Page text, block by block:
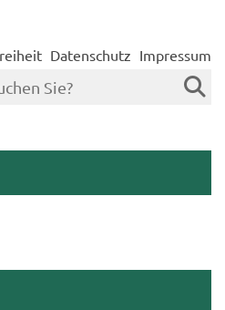
Datenschutz Impressum